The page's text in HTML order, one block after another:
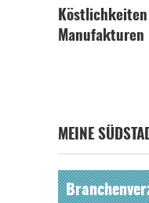
Manufakturen
MEINE